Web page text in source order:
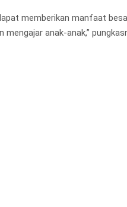
memberikan manfaat
anak-anak,”